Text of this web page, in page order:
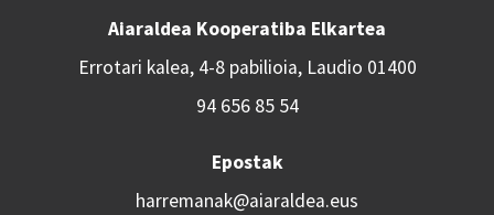
Aiaraldea Kooperatiba Elkartea
Errotari kalea, 4-8 pabilioia, Laudio 01400
94 656 85 54
Epostak
harremanak@aiaraldea.eus